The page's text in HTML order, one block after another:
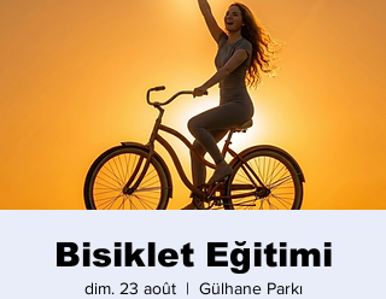
Bisiklet Eğitimi
dim. 23 août
  |
Gülhane Parkı